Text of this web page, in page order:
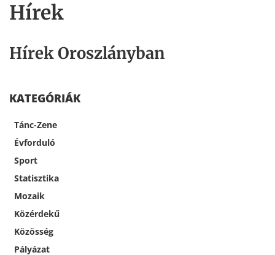
Hírek
Hírek Oroszlányban
KATEGÓRIÁK
Tánc-Zene
Évforduló
Sport
Statisztika
Mozaik
Közérdekű
Közösség
Pályázat